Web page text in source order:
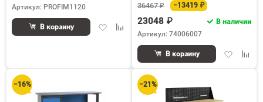
Артикул: PROFIM1120
ДобавитьДобавить
сравнению
В корзину
36467 ₽
−13419 ₽
23048 ₽
В наличии
Артикул: 74006007
Добавить
В корзину
−16% −21%